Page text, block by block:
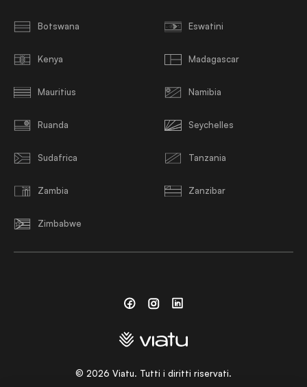
Botswana Eswatini
Kenya Madagascar
Mauritius Namibia
Ruanda Seychelles
Sudafrica Tanzania
Zambia Zanzibar
Zimbabwe
© 2026 Viatu. Tutti i diritti riservati.
FacebookInstagramLinkedin